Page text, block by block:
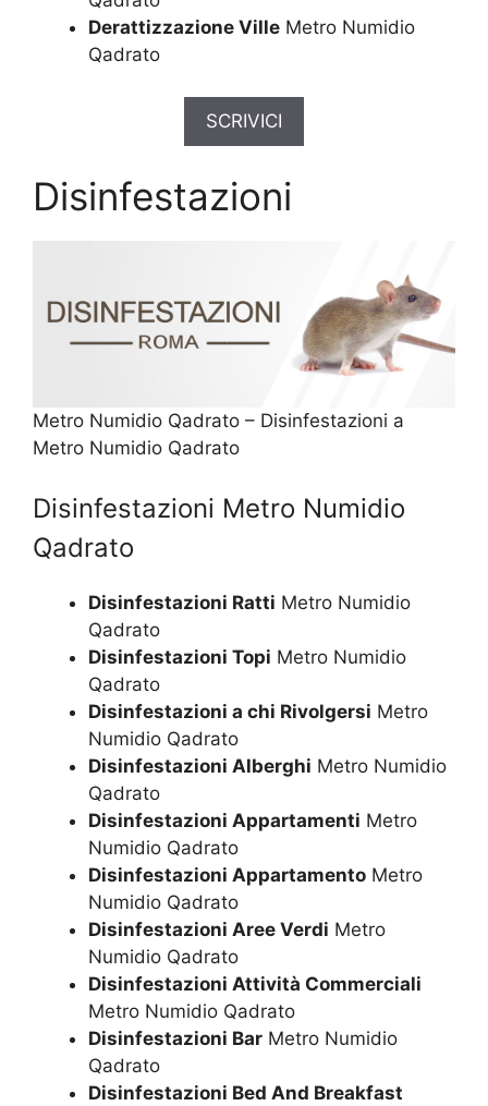
Derattizzazione Ville Metro Numidio
Qadrato
SCRIVICI
Disinfestazioni
Metro Numidio Qadrato – Disinfestazioni a
Metro Numidio Qadrato
Disinfestazioni Metro Numidio
Qadrato
Disinfestazioni Ratti Metro Numidio
Qadrato
Disinfestazioni Topi Metro Numidio
Qadrato
Disinfestazioni a chi Rivolgersi Metro
Numidio Qadrato
Disinfestazioni Alberghi Metro Numidio
Qadrato
Disinfestazioni Appartamenti Metro
Numidio Qadrato
Disinfestazioni Appartamento Metro
Numidio Qadrato
Disinfestazioni Aree Verdi Metro
Numidio Qadrato
Disinfestazioni Attività Commerciali
Metro Numidio Qadrato
Disinfestazioni Bar Metro Numidio
Qadrato
Disinfestazioni Bed And Breakfast